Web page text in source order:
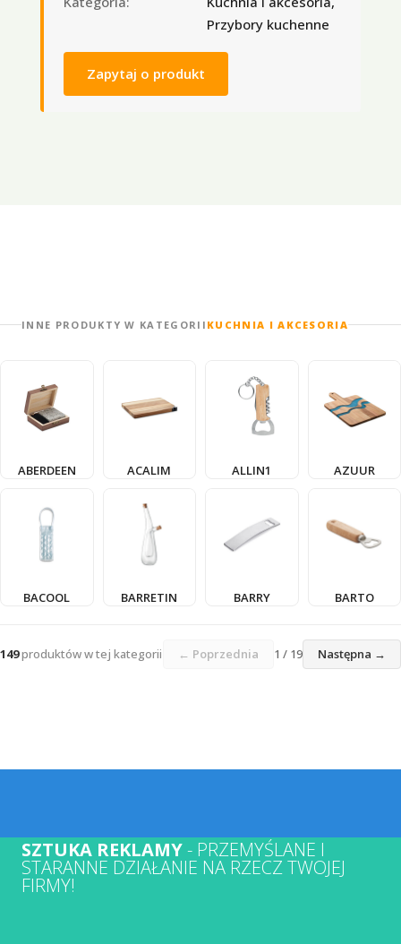
Przybory kuchenne
Zapytaj o produkt
INNE PRODUKTY W KATEGORII KUCHNIA I AKCESORIA
ABERDEEN ACALIM ALLIN1 AZUUR
BACOOL BARRETIN BARRY BARTO
149produktów w tej kategorii ← Poprzednia 1 / 19 Następna →
SZTUKA REKLAMY- PRZEMYŚLANE I
STARANNE DZIAŁANIE NA RZECZ TWOJEJ
FIRMY!